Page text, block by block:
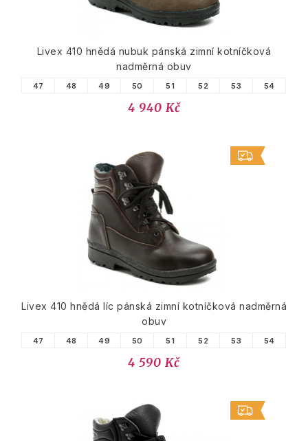
Livex 410 hnědá nubuk pánská zimní kotníčková
nadměrná obuv
47 48 49 50 51 52 53 54
4 940 Kč
Livex 410 hnědá líc pánská zimní kotníčková nadměrná
obuv
47 48 49 50 51 52 53 54
4 590 Kč